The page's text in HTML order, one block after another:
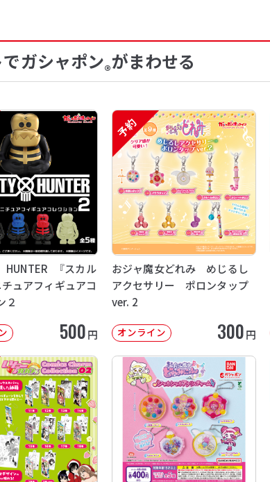
ガシャポン®がまわせる
『スカル
チュアフィギュアコ
２
500円
予約
おジャ魔女どれみ めじるし
アクセサリー ポロンタップ
ver. 2
オンライン 300円